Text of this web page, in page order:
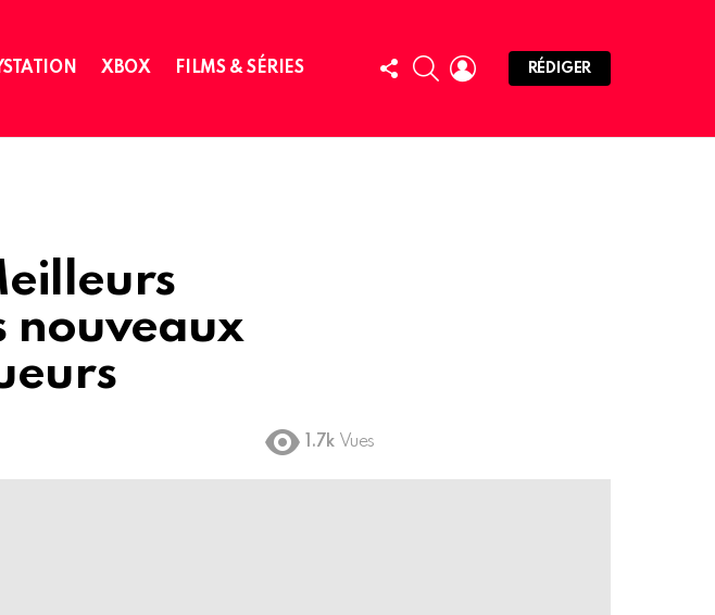
XBOX FILMS & SÉRIES
FOLLOW
US
SEARCHLOGIN
RÉDIGER
nouveaux
1.7k Vues